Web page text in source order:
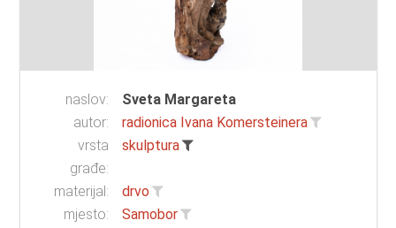
naslov:
Sveta Margareta
autor:
radionica Ivana Komersteinera
vrsta
građe:
skulptura
materijal:
drvo
mjesto:
Samobor